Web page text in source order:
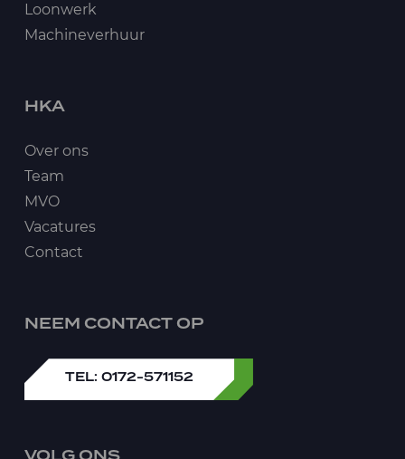
Loonwerk
Machineverhuur
HKA
Over ons
Team
MVO
Vacatures
Contact
NEEM CONTACT OP
TEL: 0172-571152